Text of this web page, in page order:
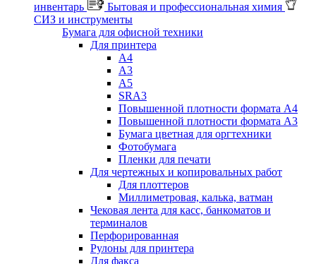
инвентарь
Бытовая и профессиональная химия
СИЗ и инструменты
Бумага для офисной техники
Для принтера
А4
А3
А5
SRA3
Повышенной плотности формата А4
Повышенной плотности формата А3
Бумага цветная для оргтехники
Фотобумага
Пленки для печати
Для чертежных и копировальных работ
Для плоттеров
Миллиметровая, калька, ватман
Чековая лента для касс, банкоматов и
терминалов
Перфорированная
Рулоны для принтера
Для факса